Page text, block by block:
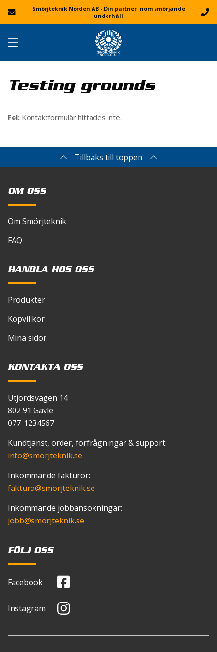
Smörjteknik Norden AB - Din partner inom smörjande
underhåll
Testing grounds
Fel: Kontaktformulär hittades inte.
Tillbaks till toppen
OM OSS
Om Smörjteknik
FAQ
HANDLA HOS OSS
Produkter
Köpvillkor
Mina sidor
KONTAKTA OSS
Utjordsvägen 14
802 91 Gävle
077-1234567
Kundtjänst, order, förfrågningar & support:
info@smorjteknik.se
Inkommande fakturor:
faktura@smorjteknik.se
Inkommande jobbansökningar:
jobb@smorjteknik.se
FÖLJ OSS
Facebook
Instagram